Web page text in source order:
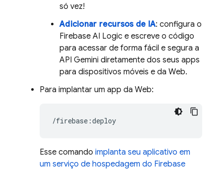
só vez!
Adicionar recursos de IA: configura o
Firebase AI Logic e escreve o código
para acessar de forma fácil e segura a
API Gemini diretamente dos seus apps
para dispositivos móveis e da Web.
Para implantar um app da Web:
Esse comando implanta seu aplicativo em
um serviço de hospedagem do Firebase